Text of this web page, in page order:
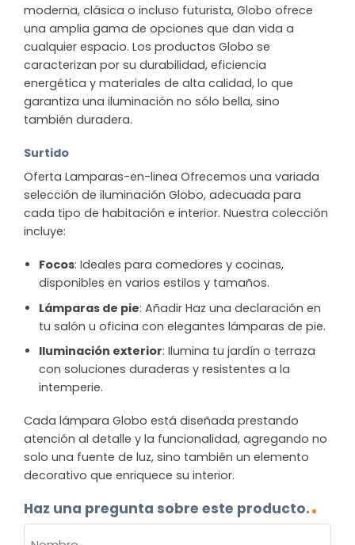
moderna, clásica o incluso futurista, Globo ofrece
una amplia gama de opciones que dan vida a
cualquier espacio. Los productos Globo se
caracterizan por su durabilidad, eficiencia
energética y materiales de alta calidad, lo que
garantiza una iluminación no sólo bella, sino
también duradera.
Surtido
Oferta Lamparas-en-linea Ofrecemos una variada
selección de iluminación Globo, adecuada para
cada tipo de habitación e interior. Nuestra colección
incluye:
Focos: Ideales para comedores y cocinas,
disponibles en varios estilos y tamaños.
Lámparas de pie: Añadir Haz una declaración en
tu salón u oficina con elegantes lámparas de pie.
Iluminación exterior: Ilumina tu jardín o terraza
con soluciones duraderas y resistentes a la
intemperie.
Cada lámpara Globo está diseñada prestando
atención al detalle y la funcionalidad, agregando no
solo una fuente de luz, sino también un elemento
decorativo que enriquece su interior.
Haz una pregunta sobre este producto.